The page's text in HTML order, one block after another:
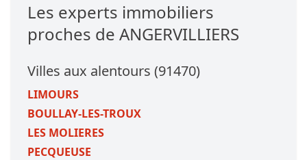
Les experts immobiliers
proches de ANGERVILLIERS
Villes aux alentours (91470)
LIMOURS
BOULLAY-LES-TROUX
LES MOLIERES
PECQUEUSE